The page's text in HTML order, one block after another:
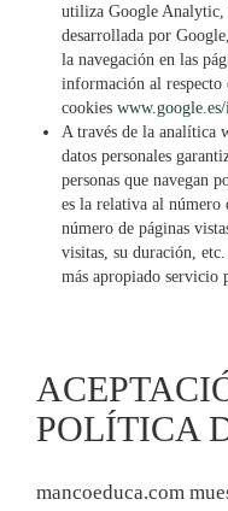
utiliza Google Analytic,
desarrollada por
la navegación en las
información al respecto
cookies
A través de la analítica
datos personales
personas que navegan
es la relativa al número
número de páginas
visitas, su duración,
más apropiado servicio
POLÍTICA
mancoeduca.com